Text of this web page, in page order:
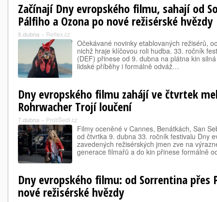
Začínají Dny evropského filmu, sahají od
Pálfiho a Ozona po nové režisérské hvězdy
9.dubna » Reflex.cz
Očekávané novinky etablovaných režisérů,
nichž hraje klíčovou roli hudba. 33. ročník
(DEF) přinese od 9. dubna na plátna kin
lidské příběhy i formálně odváž…
Dny evropského filmu zahájí ve čtvrtek
Rohrwacher Trojí loučení
7.dubna » ProtiŠedi.cz
Filmy oceněné v Cannes, Benátkách, San
od čtvrtka 9. dubna 33. ročník festivalu Dny
zavedených režisérských jmen zve na
generace filmařů a do kin přinese formálně
Dny evropského filmu: od Sorrentina přes
nové režisérské hvězdy